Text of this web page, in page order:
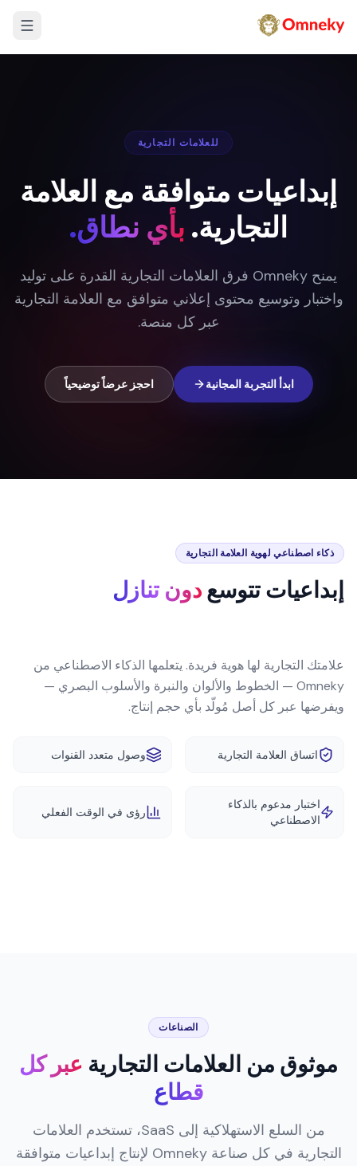
للعلامات التجارية
إبداعيات متوافقة مع العلامة
التجارية.بأي نطاق.
يمنح Omneky فرق العلامات التجارية القدرة على توليد
واختبار وتوسيع محتوى إعلاني متوافق مع العلامة التجارية
عبر كل منصة.
ابدأ التجربة المجانية احجز عرضاً توضيحياً
ذكاء اصطناعي لهوية العلامة التجارية
إبداعيات تتوسعدون تنازل
علامتك التجارية لها هوية فريدة. يتعلمها الذكاء الاصطناعي من
Omneky — الخطوط والألوان والنبرة والأسلوب البصري —
ويفرضها عبر كل أصل مُولّد بأي حجم إنتاج.
اتساق العلامة التجارية وصول متعدد القنوات
اختبار مدعوم بالذكاء
الاصطناعي
رؤى في الوقت الفعلي
الصناعات
موثوق من العلامات التجارية عبر كل
قطاع
من السلع الاستهلاكية إلى SaaS، تستخدم العلامات
التجارية في كل صناعة Omneky لإنتاج إبداعيات متوافقة